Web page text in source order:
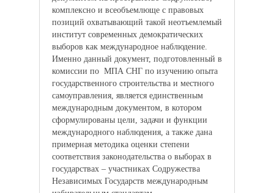
комплексно и всеобъемлюще с правовых
позиций охватывающий такой неотъемлемый
институт современных демократических
выборов как международное наблюдение.
Именно данный документ, подготовленный в
комиссии по МПА СНГ по изучению опыта
государственного строительства и местного
самоуправления, является единственным
международным документом, в котором
сформулированы цели, задачи и функции
международного наблюдения, а также дана
примерная методика оценки степени
соответствия законодательства о выборах в
государствах – участниках Содружества
Независимых Государств международным